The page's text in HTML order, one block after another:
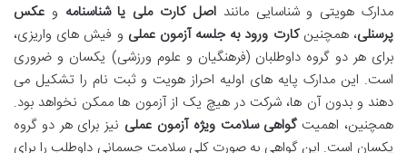
مدارک هویتی و شناسایی ماننداصل کارت ملی یا شناسنامه و عکس
پرسنلی، همچنینکارت ورود به جلسه آزمون عملی و فیش های واریزی،
برای هر دو گروه داوطلبان (فرهنگیان و علوم ورزشی) یکسان و ضروری
است. این مدارک پایه های اولیه احراز هویت و ثبت نام را تشکیل می
دهند و بدون آن ها، شرکت در هیچ یک از آزمون ها ممکن نخواهد بود.
همچنین، اهمیتگواهی سلامت ویژه آزمون عملی نیز برای هر دو گروه
یکسان است. این گواهی به صورت کلی سلامت جسمانی داوطلب را برای